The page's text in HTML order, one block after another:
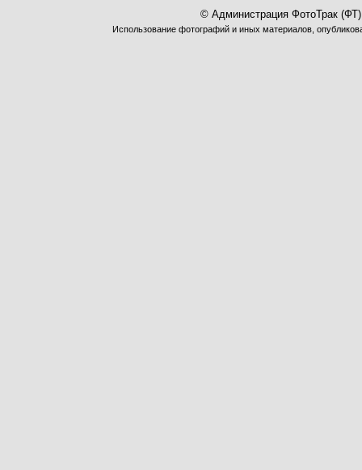
© Администрация ФотоТрак
Использование фотографий и иных материалов,